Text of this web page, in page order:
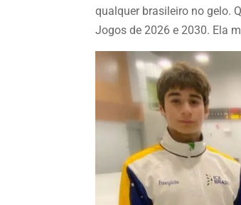
qualquer brasileiro no gelo.
Jogos de 2026 e 2030. Ela